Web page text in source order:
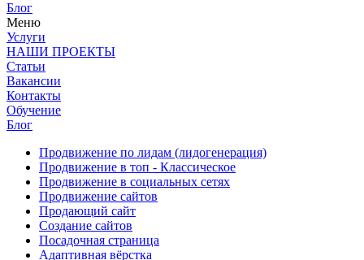
Блог
Меню
Услуги
НАШИ ПРОЕКТЫ
Статьи
Вакансии
Контакты
Обучение
Блог
Продвижение по лидам (лидогенерация)
Продвижение в топ - Классическое
Продвижение в социальных сетях
Продвижение сайтов
Продающий сайт
Создание сайтов
Посадочная страница
Адаптивная вёрстка